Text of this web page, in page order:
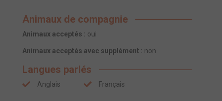
Animaux de compagnie
Animaux acceptés : oui
Animaux acceptés avec supplément : non
Langues parlés
Anglais Français